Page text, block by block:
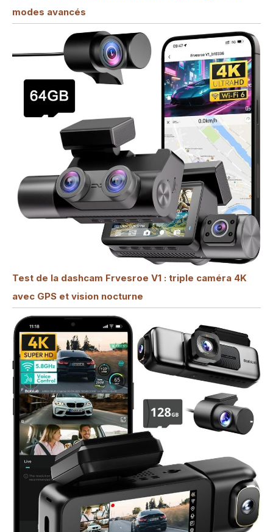
modes avancés
Test de la dashcam Frvesroe V1 : triple caméra 4K
avec GPS et vision nocturne